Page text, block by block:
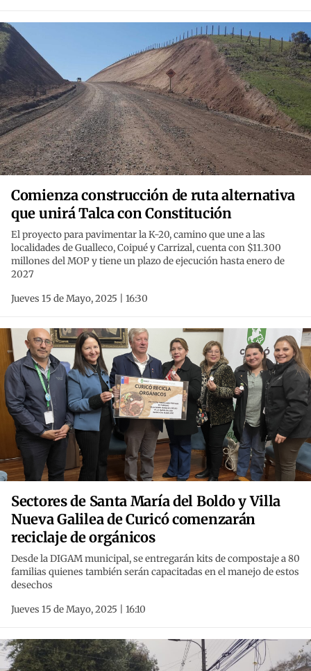
Comienza construcción de ruta alternativa
que unirá Talca con Constitución
El proyecto para pavimentar la K-20, camino que une a las
localidades de Gualleco, Coipué y Carrizal, cuenta con $11.300
millones del MOP y tiene un plazo de ejecución hasta enero de
2027
Jueves 15 de Mayo, 2025 | 16:30
Sectores de Santa María del Boldo y Villa
Nueva Galilea de Curicó comenzarán
reciclaje de orgánicos
Desde la DIGAM municipal, se entregarán kits de compostaje a 80
familias quienes también serán capacitadas en el manejo de estos
desechos
Jueves 15 de Mayo, 2025 | 16:10